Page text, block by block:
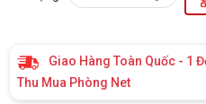
Giao Hàng Toàn Quốc - 1
Thu Mua Phòng Net